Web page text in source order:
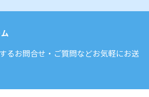
るお問合せ・ご質問などお気軽にお送